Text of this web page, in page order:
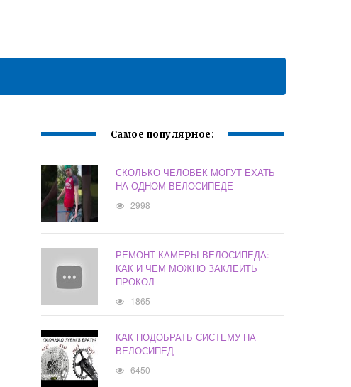
Самое популярное:
СКОЛЬКО ЧЕЛОВЕК МОГУТ ЕХАТЬ
НА ОДНОМ ВЕЛОСИПЕДЕ
2998
РЕМОНТ КАМЕРЫ ВЕЛОСИПЕДА:
КАК И ЧЕМ МОЖНО ЗАКЛЕИТЬ
ПРОКОЛ
1865
КАК ПОДОБРАТЬ СИСТЕМУ НА
ВЕЛОСИПЕД
6450